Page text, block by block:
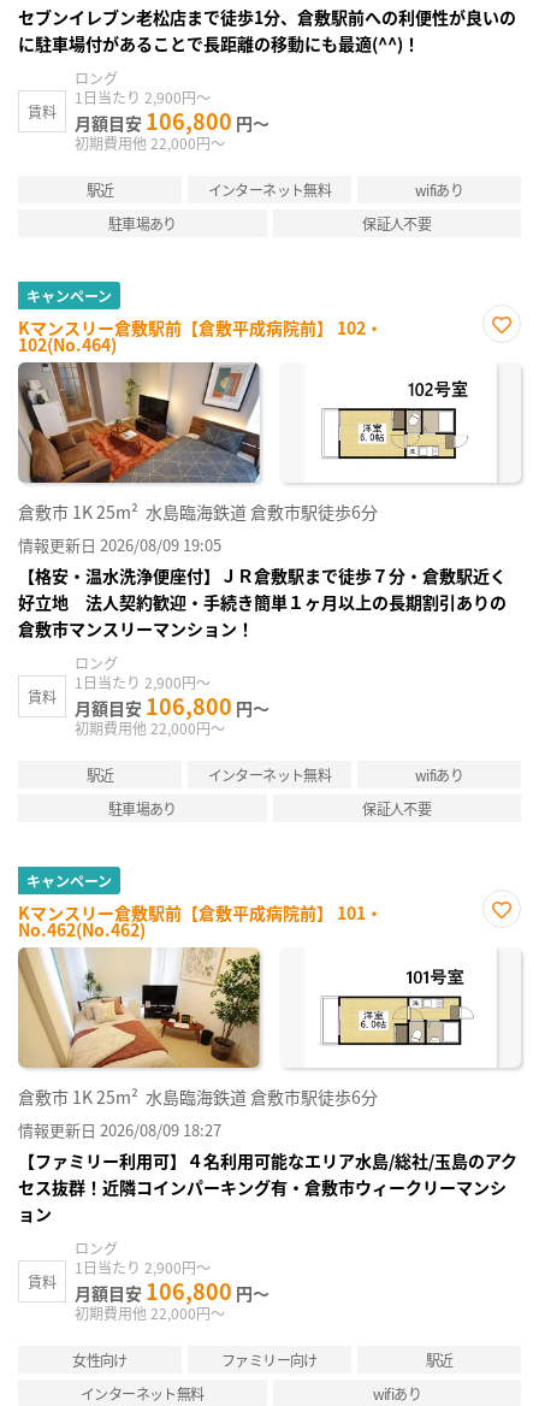
セブンイレブン老松店まで徒歩1分、倉敷駅前への利便性が良いの
に駐車場付があることで長距離の移動にも最適(^^)！
賃料
ロング
1日当たり 2,900円～
月額目安 106,800 円～
初期費用他 22,000円～
駅近 インターネット無料
wifiあり
駐車場あり
保証人不要
キャンペーン
Kマンスリー倉敷駅前【倉敷平成病院前】 102・
102(No.464)
に入
倉敷市 1K25m² 水島臨海鉄道 倉敷市駅徒歩6分
情報更新日 2026/08/09 19:05
【格安・温水洗浄便座付】ＪＲ倉敷駅まで徒歩７分・倉敷駅近く
好立地 法人契約歓迎・手続き簡単１ヶ月以上の長期割引ありの
倉敷市マンスリーマンション！
賃料
ロング
1日当たり 2,900円～
月額目安 106,800 円～
初期費用他 22,000円～
駅近 インターネット無料
wifiあり
駐車場あり
保証人不要
キャンペーン
Kマンスリー倉敷駅前【倉敷平成病院前】 101・
No.462(No.462)
に入
倉敷市 1K25m² 水島臨海鉄道 倉敷市駅徒歩6分
情報更新日 2026/08/09 18:27
【ファミリー利用可】４名利用可能なエリア水島/総社/玉島のアク
セス抜群！近隣コインパーキング有・倉敷市ウィークリーマンシ
ョン
賃料
ロング
1日当たり 2,900円～
月額目安 106,800 円～
初期費用他 22,000円～
女性向け ファミリー向け
駅近
インターネット無料
wifiあり